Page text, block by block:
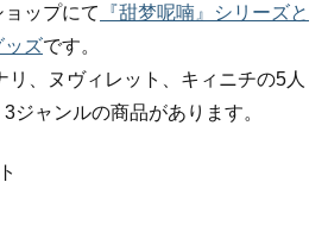
ップにて
『甜梦呢喃』シリーズと
ッズです。
リ、ヌヴィレット、キィニチの5人
ジャンルの商品があります。